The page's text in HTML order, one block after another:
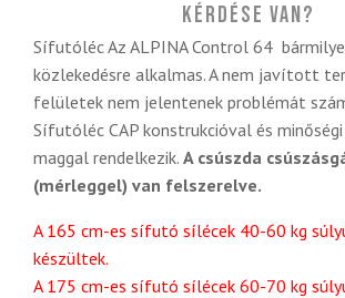
Kérdése van?
Sífutóléc Az ALPINA Control 64
közlekedésre alkalmas. A nem javított
felületek nem jelentenek problémát
Sífutóléc CAP konstrukcióval és
maggal rendelkezik. A csúszda
(mérleggel) van felszerelve.
A 165 cm-es sífutó sílécek 40-60 kg
készültek.
A 175 cm-es sífutó sílécek 60-70 kg